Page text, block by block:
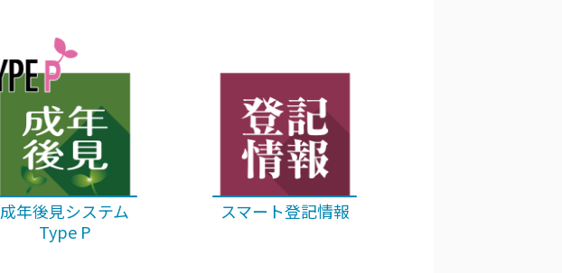
成年後見システム
Type P
スマート登記情報